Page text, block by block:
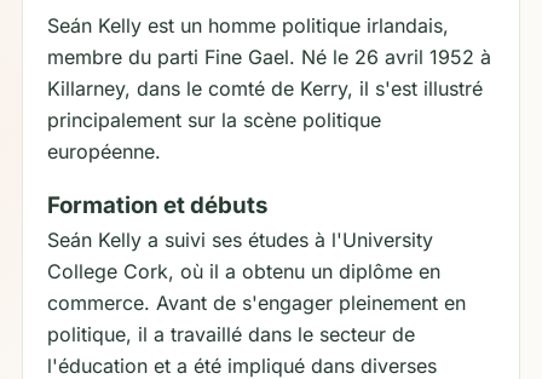
Seán Kelly est un homme politique irlandais,
membre du parti Fine Gael. Né le 26 avril 1952 à
Killarney, dans le comté de Kerry, il s'est illustré
principalement sur la scène politique
européenne.
Formation et débuts
Seán Kelly a suivi ses études à l'University
College Cork, où il a obtenu un diplôme en
commerce. Avant de s'engager pleinement en
politique, il a travaillé dans le secteur de
l'éducation et a été impliqué dans diverses